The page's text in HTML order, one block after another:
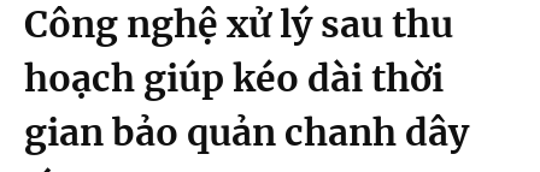
Công nghệ xử lý sau thu
hoạch giúp kéo dài thời
gian bảo quản chanh dây